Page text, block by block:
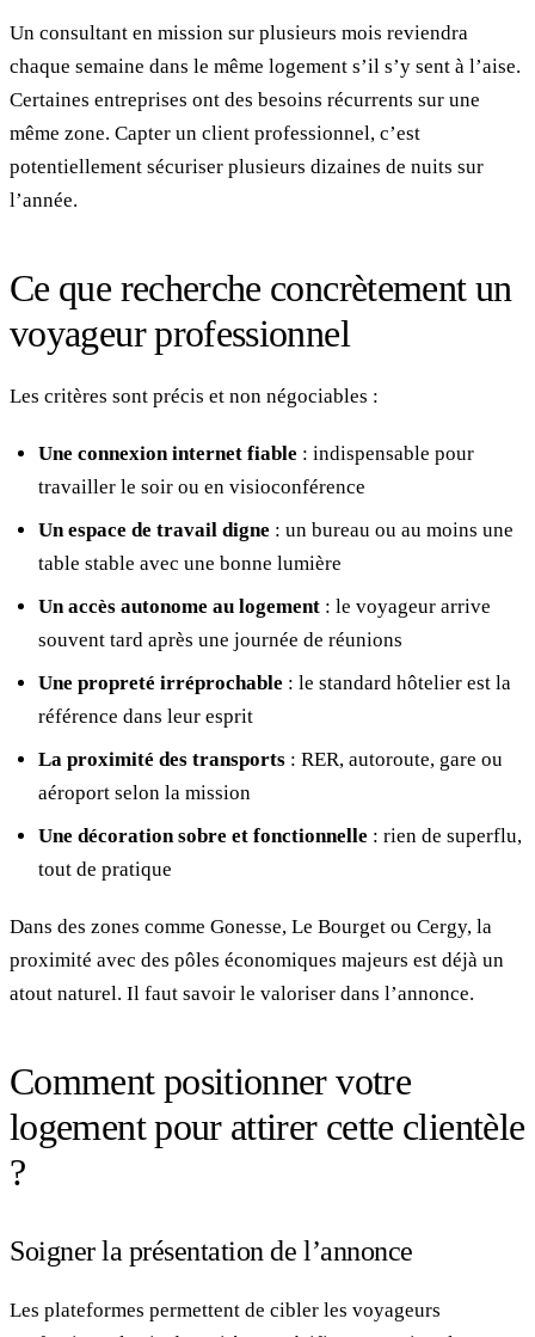
Un consultant en mission sur plusieurs mois reviendra
chaque semaine dans le même logement s’il s’y sent à l’aise.
Certaines entreprises ont des besoins récurrents sur une
même zone. Capter un client professionnel, c’est
potentiellement sécuriser plusieurs dizaines de nuits sur
l’année.
Ce que recherche concrètement un
voyageur professionnel
Les critères sont précis et non négociables :
Une connexion internet fiable : indispensable pour
travailler le soir ou en visioconférence
Un espace de travail digne : un bureau ou au moins une
table stable avec une bonne lumière
Un accès autonome au logement : le voyageur arrive
souvent tard après une journée de réunions
Une propreté irréprochable : le standard hôtelier est la
référence dans leur esprit
La proximité des transports : RER, autoroute, gare ou
aéroport selon la mission
Une décoration sobre et fonctionnelle : rien de superflu,
tout de pratique
Dans des zones comme Gonesse, Le Bourget ou Cergy, la
proximité avec des pôles économiques majeurs est déjà un
atout naturel. Il faut savoir le valoriser dans l’annonce.
Comment positionner votre
logement pour attirer cette clientèle
?
Soigner la présentation de l’annonce
Les plateformes permettent de cibler les voyageurs